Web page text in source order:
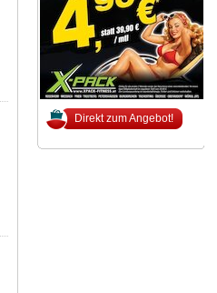
Direkt zum Angebot!